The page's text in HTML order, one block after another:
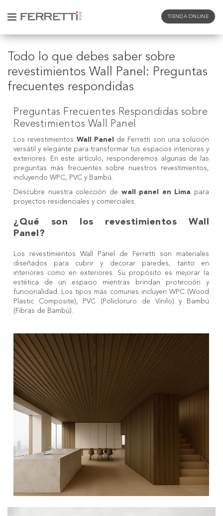
TIENDA ONLINE
Todo lo que debes saber sobre
revestimientos Wall Panel: Preguntas
frecuentes respondidas
Preguntas Frecuentes Respondidas sobre
Revestimientos Wall Panel
Los revestimientos Wall Panel
de Ferretti son una solución
versátil y elegante para transformar tus espacios interiores y
exteriores. En este artículo, responderemos algunas de las
preguntas más frecuentes sobre nuestros revestimientos,
incluyendo WPC, PVC y Bambú
Descubre nuestra colección de wall panel en Lima para
proyectos residenciales y comerciales.
¿Qué son los revestimientos Wall
Panel?
Los revestimientos Wall Panel de Ferretti son materiales
diseñados para cubrir y decorar paredes, tanto en
interiores como en exteriores. Su propósito es mejorar la
estética de un espacio mientras brindan protección y
funcionalidad. Los tipos más comunes incluyen WPC (Wood
Plastic Composite), PVC (Policloruro de Vinilo) y
Bambú
(Fibras de Bambú).